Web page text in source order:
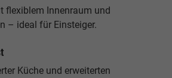
flexiblem Innenraum und
– ideal für Einsteiger.
Küche und erweiterten